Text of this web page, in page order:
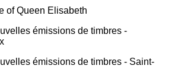
of Queen Elisabeth
émissions de timbres -
émissions de timbres - Saint-